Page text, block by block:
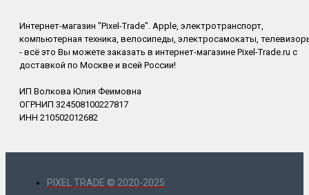
Интернет-магазин "Pixel-Trade". Apple, электротранспорт,
компьютерная техника, велосипеды, электросамокаты,
- всё это Вы можете заказать в интернет-магазине Pixel-Trade.ru с
доставкой по Москве и всей России!
ИП Волкова Юлия Феимовна
ОГРНИП 324508100227817
ИНН 210502012682
PIXEL TRADE © 2020-2025